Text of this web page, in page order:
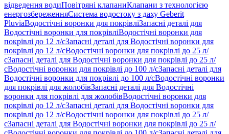
відведення водиПовітряні клапаниКлапани з технологією
енергозбереженняСистема водостоку з даху Geberit
PluviaВодостічні воронки для покрівліЗапасні деталі для
Водостічні воронки для покрівліВодостічні воронки для
покрівлі до 12 л/сЗапасні деталі для Водостічні воронки для
покрівлі до 12 л/сВодостічні воронки для покрівлі до 25 л/
сЗапасні деталі для Водостічні воронки для покрівлі до 25 л/
сВодостічні воронки для покрівлі до 100 л/сЗапасні деталі для
Водостічні воронки для покрівлі до 100 л/сВодостічні воронки
для покрівлі для жолобівЗапасні деталі для Водостічні
воронки для покрівлі для жолобівВодостічні воронки для
покрівлі до 12 л/сЗапасні деталі для Водостічні воронки для
покрівлі до 12 л/сВодостічні воронки для покрівлі до 25 л/
сЗапасні деталі для Водостічні воронки для покрівлі до 25 л/